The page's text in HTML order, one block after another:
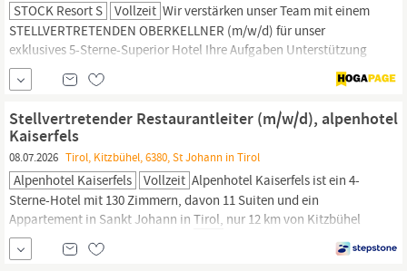
STOCK Resort S Vollzeit Wir verstärken unser Team mit einem
STELLVERTRETENDEN OBERKELLNER (m/w/d) für unser
exklusives 5-Sterne-Superior Hotel Ihre Aufgaben Unterstützung
desRestaurantleiterteams
Förderung eines Teams mit ca. 40 Mitarbeiter:innen
Eigenverantwortliches Führen von einzelnen Schichten Mithilfe
und
Stellvertretender Restaurantleiter (m/w/d), alpenhotel
Kaiserfels
08.07.2026 Tirol, Kitzbühel, 6380, St Johann in Tirol
Alpenhotel Kaiserfels Vollzeit Alpenhotel Kaiserfels ist ein 4-
Sterne-Hotel mit 130 Zimmern, davon 11 Suiten und ein
Appartement in Sankt Johann in Tirol, nur 12 km von Kitzbühel
entfernt. Am Eichenhof Lift mit direktem Einstieg ins Skigebiet
und inmitten der Kitzbüheler Alpen gelegen, ist unser Hotel die